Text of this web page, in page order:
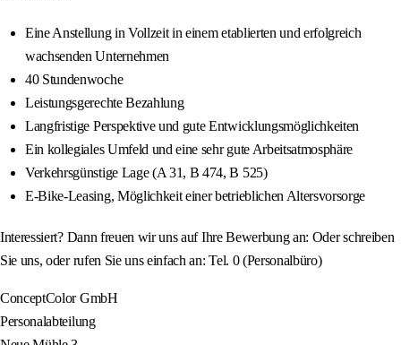
Eine Anstellung in Vollzeit in einem etablierten und erfolgreich
wachsenden Unternehmen
40 Stundenwoche
Leistungsgerechte Bezahlung
Langfristige Perspektive und gute Entwicklungsmöglichkeiten
Ein kollegiales Umfeld und eine sehr gute Arbeitsatmosphäre
Verkehrsgünstige Lage (A 31, B 474, B 525)
E-Bike-Leasing, Möglichkeit einer betrieblichen Altersvorsorge
Interessiert? Dann freuen wir uns auf Ihre Bewerbung an: Oder schreiben
Sie uns, oder rufen Sie uns einfach an: Tel. 0 (Personalbüro)
ConceptColor GmbH
Personalabteilung